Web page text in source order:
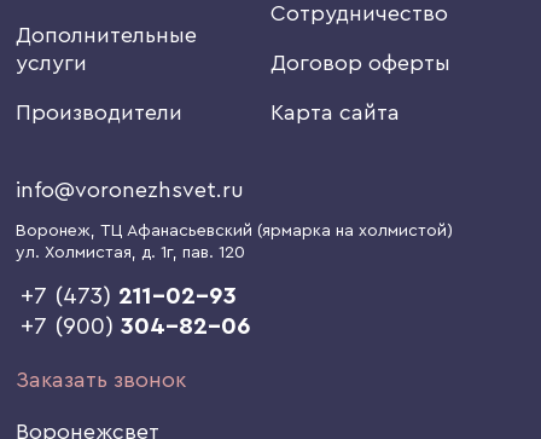
Дополнительные
услуги
Производители
Сотрудничество
Договор оферты
Карта сайта
info@voronezhsvet.ru
Воронеж, ТЦ Афанасьевский (ярмарка на холмистой)
ул. Холмистая, д. 1г, пав. 120
+7 (473) 211-02-93
+7 (900)304-82-06
Заказать звонок
Воронежсвет